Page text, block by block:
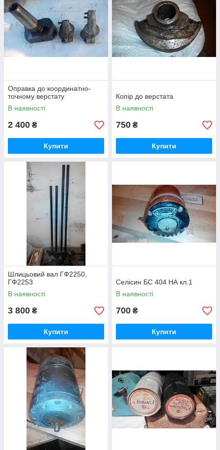
Оправка до координатно-
точному верстату
В наявності
2 400 ₴
Купити
Копір до верстата
В наявності
750 ₴
Купити
Шлицьовий вал ГФ2250,
ГФ2253
В наявності
3 800 ₴
Купити
Селісин БС 404 НА кл.1
В наявності
700 ₴
Купити